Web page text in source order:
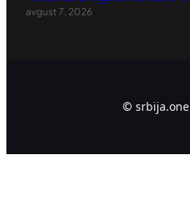
avgust 7, 2026
© srbija.one